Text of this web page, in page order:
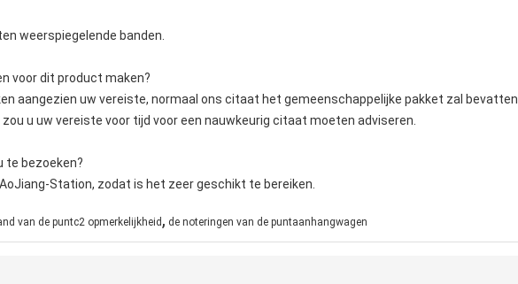
weerspiegelende banden.
voor dit product maken?
aangezien uw vereiste, normaal ons citaat het gemeenschappelijke pakket zal bevatten.
u uw vereiste voor tijd voor een nauwkeurig citaat moeten adviseren.
te bezoeken?
Station, zodat is het zeer geschikt te bereiken.
van de puntc2 opmerkelijkheid , de noteringen van de puntaanhangwagen